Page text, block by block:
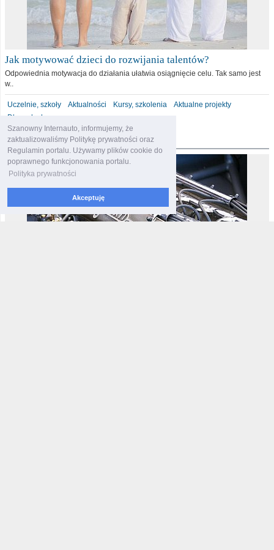
Szanowny Internauto, informujemy, że
zaktualizowaliśmy Politykę prywatności oraz
Regulamin portalu. Używamy plików cookie do
poprawnego funkcjonowania portalu.
Polityka prywatności
Akceptuję
Jak motywować dzieci do rozwijania talentów?
Odpowiednia motywacja do działania ułatwia osiągnięcie celu. Tak samo jest
w..
Uczelnie, szkoły Aktualności Kursy, szkolenia
Aktualne projekty
Dla malucha
motoryzacja